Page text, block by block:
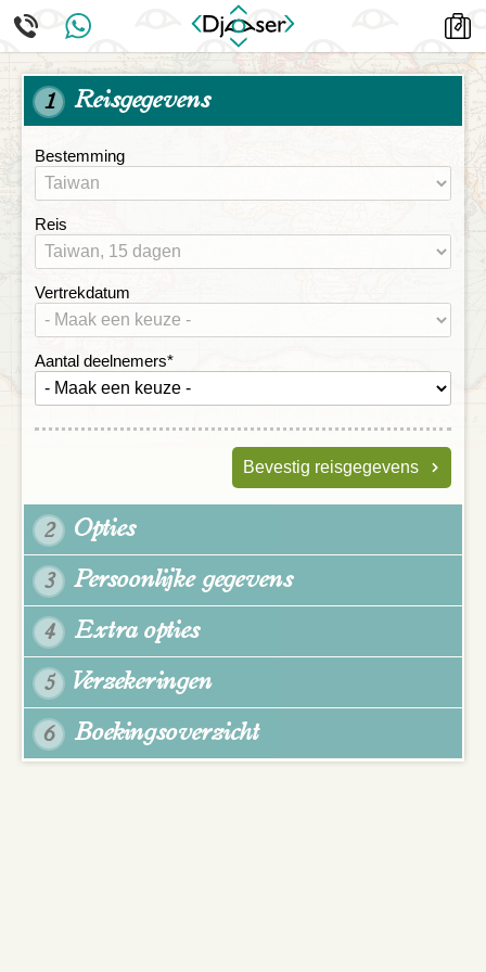
1 Reisgegevens
Bestemming
Reis
Vertrekdatum
Aantal deelnemers*
Bevestig reisgegevens
2 Opties
3 Persoonlijke gegevens
4 Extra opties
5 Verzekeringen
6 Boekingsoverzicht